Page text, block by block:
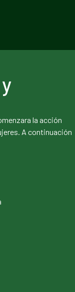
la acción
A continuación